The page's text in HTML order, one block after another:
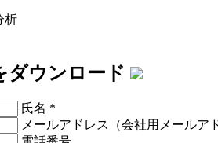
析
ダウンロード
氏名 *
メールアドレス（会社用メールア